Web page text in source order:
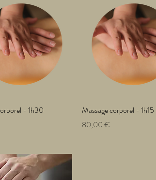
Aperçu rapide
- 1h30
Aperçu rapide
Massage corporel - 1h15
Prix
80,00 €